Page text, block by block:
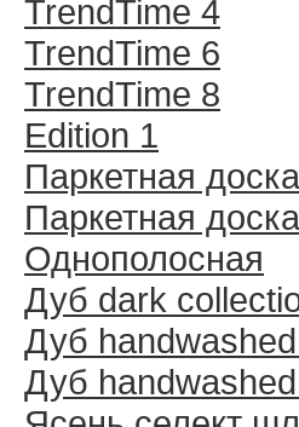
TrendTime 4
TrendTime 6
TrendTime 8
Edition 1
Паркетная
Паркетная
Однополосная
Дуб dark
Дуб
Дуб